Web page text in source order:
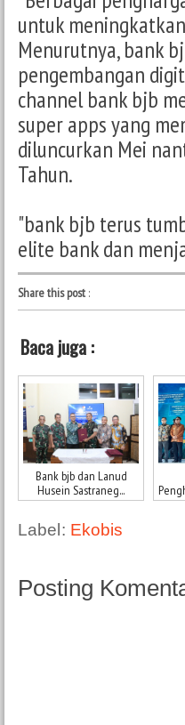
untuk
Menurutnya, bank
pengembangan
channel bank bjb
super apps yang
diluncurkan Mei
Tahun.
"bank bjb terus
elite bank dan
Share this post:
Baca juga :
Bank bjb dan Lanud
Husein Sastraneg...
Label: Ekobis
Posting